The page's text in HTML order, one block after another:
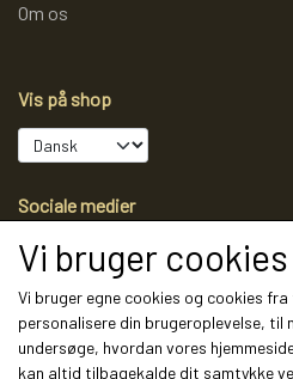
Om os
Vis på shop
Sociale medier
Modtag vores nyhedsbrev via e-
Vi bruger cookies
Vi bruger egne cookies og cookies
personalisere din brugeroplevelse,
undersøge, hvordan vores
kan altid tilbagekalde dit samtykke